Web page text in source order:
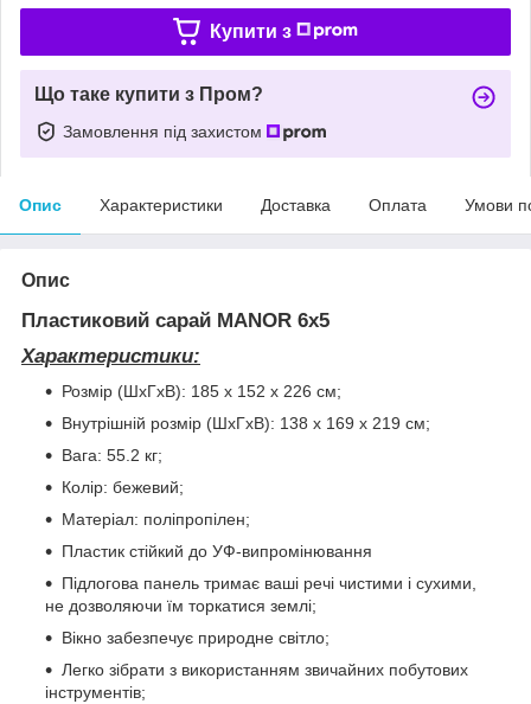
Купити з
Що таке купити з Пром?
Замовлення під захистом
Опис Характеристики Доставка Оплата Умови
Опис
Пластиковий сарай MANOR 6x5
Характеристики:
Розмір (ШхГхВ): 185 х 152 x 226 см;
Внутрішній розмір (ШхГхВ): 138 х 169 х 219 см;
Вага: 55.2 кг;
Колір: бежевий;
Матеріал: поліпропілен;
Пластик стійкий до УФ-випромінювання
Підлогова панель тримає ваші речі чистими і сухими,
не дозволяючи їм торкатися землі;
Вікно забезпечує природне світло;
Легко зібрати з використанням звичайних побутових
інструментів;